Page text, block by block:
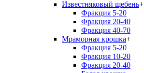
Известняковый щебень+
Фракция 5-20
Фракция 20-40
Фракция 40-70
Мраморная крошка+
Фракция 5-20
Фракция 10-20
Фракция 20-40